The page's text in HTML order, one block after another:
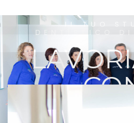
IL TUO
DENTISTICO